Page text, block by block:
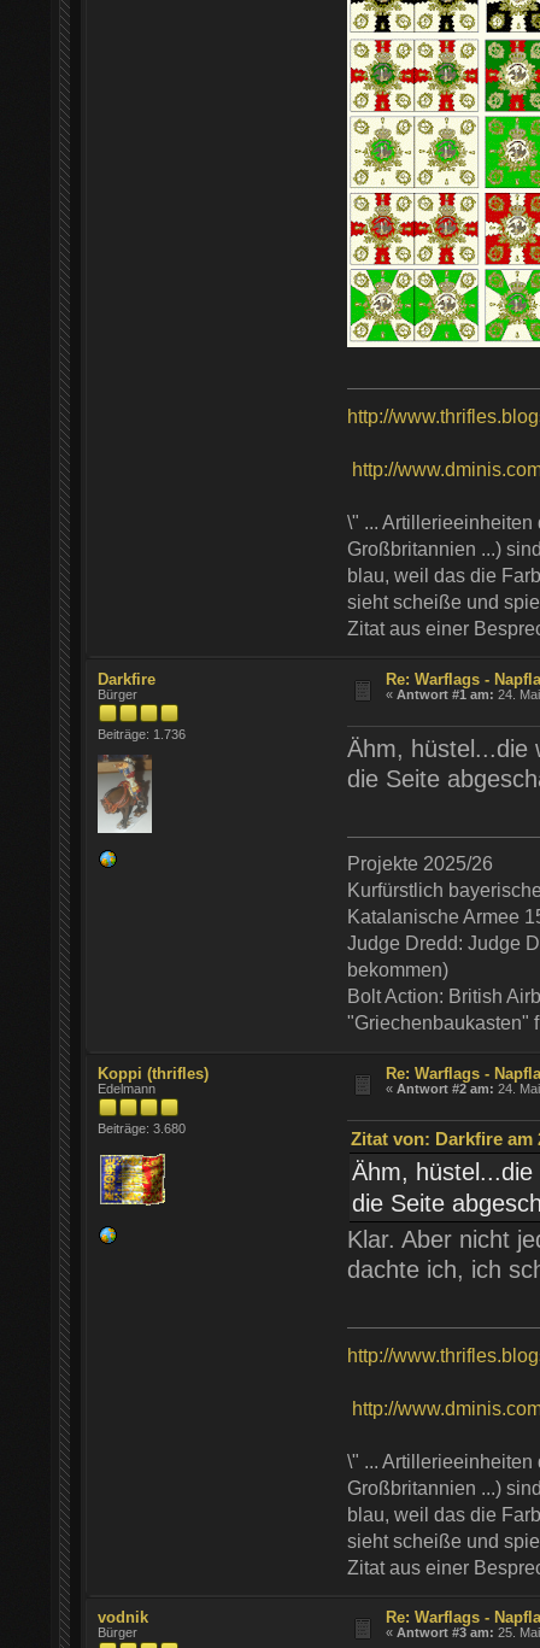
http://
http://
\" ...
Großbritannien ...)
blau, weil das die
sieht scheiße und
Zitat aus einer
Darkfire
Bürger
Beiträge: 1.736
Re: Warflags -
«Antwort #1 am: 24.
Ähm, hüstel...die
die Seite
Projekte 2025/26
Kurfürstlich
Katalanische Armee
Judge Dredd: Judge
bekommen)
Bolt Action: British
"Griechenbaukasten"
Koppi (thrifles)
Edelmann
Beiträge: 3.680
Re: Warflags -
«Antwort #2 am: 24.
Zitat von: Darkfire am
Ähm,
die Seite
Klar. Aber nicht
dachte ich, ich
http://
http://
\" ...
Großbritannien ...)
blau, weil das die
sieht scheiße und
Zitat aus einer
vodnik
Bürger
Re: Warflags -
«Antwort #3 am: 25.